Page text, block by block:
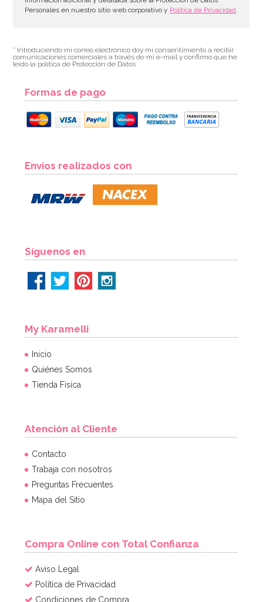
Personales en nuestro sitio web corporativo y Política de Privacidad.
* Introduciendo mi correo electrónico doy mi consentimiento a recibir
comunicaciones comerciales a través de mi e-mail y confirmo que he
leído la política de Protección de Datos.
Formas de pago
Envíos realizados con
Síguenos en
My Karamelli
Inicio
Quiénes Somos
Tienda Física
Atención al Cliente
Contacto
Trabaja con nosotros
Preguntas Frecuentes
Mapa del Sitio
Compra Online con Total Confianza
Aviso Legal
Política de Privacidad
Condiciones de Compra